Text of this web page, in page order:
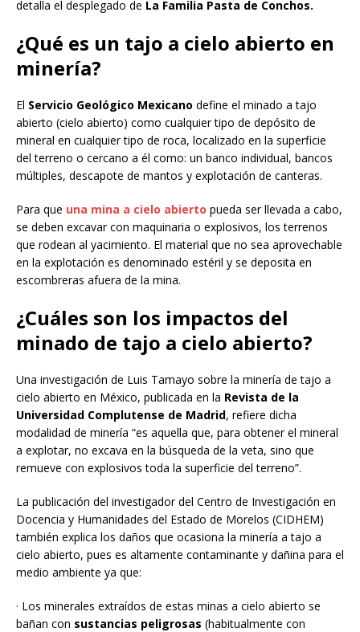
detalla el desplegado de La Familia Pasta de Conchos.
¿Qué es un tajo a cielo abierto en
minería?
El Servicio Geológico Mexicano define el minado a tajo
abierto (cielo abierto) como cualquier tipo de depósito de
mineral en cualquier tipo de roca, localizado en la superficie
del terreno o cercano a él como: un banco individual, bancos
múltiples, descapote de mantos y explotación de canteras.
Para que una mina a cielo abierto pueda ser llevada a cabo,
se deben excavar con maquinaria o explosivos, los terrenos
que rodean al yacimiento. El material que no sea aprovechable
en la explotación es denominado estéril y se deposita en
escombreras afuera de la mina.
¿Cuáles son los impactos del
minado de tajo a cielo abierto?
Una investigación de Luis Tamayo sobre la minería de tajo a
cielo abierto en México, publicada en la Revista de la
Universidad Complutense de Madrid, refiere dicha
modalidad de minería “es aquella que, para obtener el mineral
a explotar, no excava en la búsqueda de la veta, sino que
remueve con explosivos toda la superficie del terreno”.
La publicación del investigador del Centro de Investigación en
Docencia y Humanidades del Estado de Morelos (CIDHEM)
también explica los daños que ocasiona la minería a tajo a
cielo abierto, pues es altamente contaminante y dañina para el
medio ambiente ya que:
· Los minerales extraídos de estas minas a cielo abierto se
bañan con sustancias peligrosas (habitualmente con